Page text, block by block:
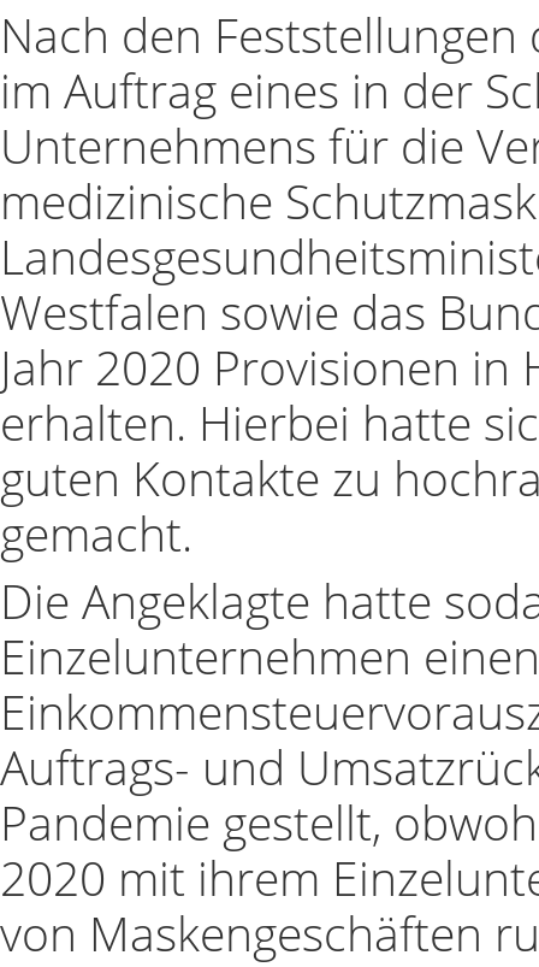
Nach den
im Auftrag eines in der
Unternehmens für die
medizinische
Westfalen sowie das
Jahr 2020 Provisionen in
erhalten. Hierbei hatte
guten Kontakte zu
gemacht.
Die Angeklagte hatte
Einzelunternehmen
Auftrags- und
Pandemie gestellt,
2020 mit ihrem
von Maskengeschäften